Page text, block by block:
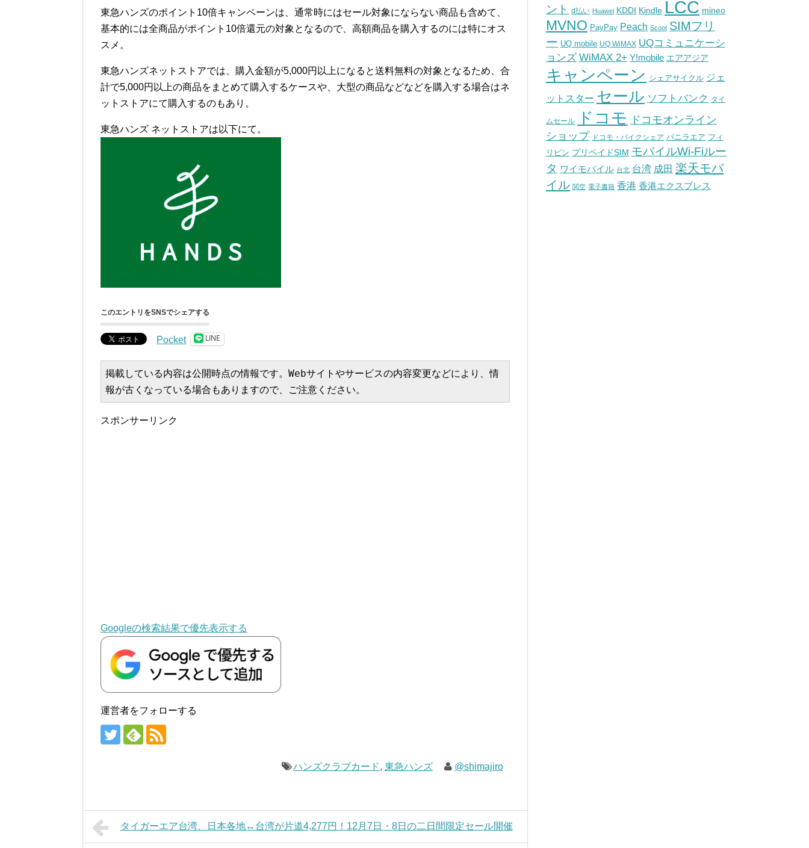
東急ハンズのポイント10倍キャンペーンは、通常時にはセール対象にならない商品も含めて、
基本的には全商品がポイント10倍還元の対象となるので、高額商品を購入するのには特にオス
スメ。
東急ハンズネットストアでは、購入金額が5,000円以上になると送料無料の対象となるため、合
計で5,000円以上の商品をまとめて購入するケースや、大型の商品などなどを購入する場合はネ
ットストアにて購入するのもあり。
東急ハンズ ネットストアは以下にて。
このエントリをSNSでシェアする
Pocket LINE
掲載している内容は公開時点の情報です。Webサイトやサービスの内容変更などにより、情
報が古くなっている場合もありますので、ご注意ください。
スポンサーリンク
Googleの検索結果で優先表示する
運営者をフォローする
ハンズクラブカード,東急ハンズ @shimajiro
タイガーエア台湾、日本各地↔台湾が片道4,277円！12月7日・8日の二日間限定セール開催
ント
d払い Huawei KDDI Kindle LCC mineo
MVNO PayPay Peach Scoot SIMフリ
ー UQ mobile UQ WiMAX UQコミュニケーシ
ョンズ WiMAX 2+ Y!mobile エアアジア
キャンペーン シェアサイクル ジェ
ットスター セール ソフトバンク タイ
ムセール ドコモ
ドコモオンライン
ショップ ドコモ・バイクシェア バニラエア フィ
リピン プリペイドSIM モバイルWi-Fiルー
タ ワイモバイル 台北 台湾 成田 楽天モバ
イル 関空 電子書籍 香港 香港エクスプレス